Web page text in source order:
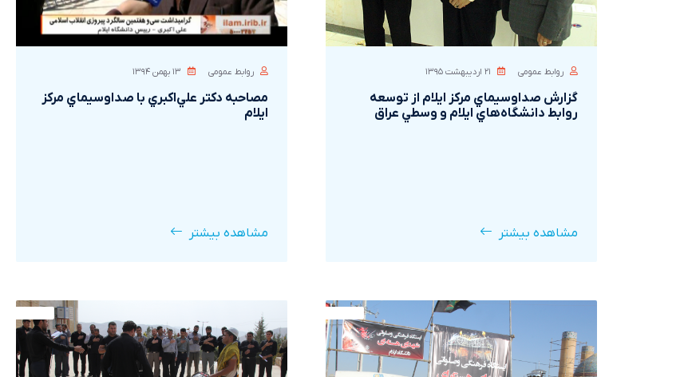
روابط عمومی ۲۱ ارديبهشت ۱۳۹۵
گزارش صداوسيماي مرکز ايلام از توسعه
روابط دانشگاه‌هاي ايلام و وسطي عراق
مشاهده بیشتر
روابط عمومی ۱۳ بهمن ۱۳۹۴
مصاحبه دکتر علي‌اکبري با صداوسيماي مرکز
ايلام
مشاهده بیشتر